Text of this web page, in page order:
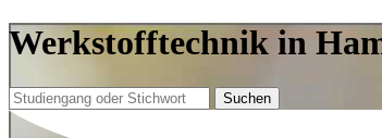
Werkstofftechnik in
Suchen